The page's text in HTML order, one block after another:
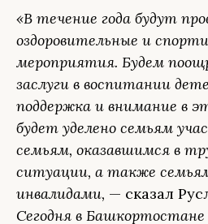
«В течение года будут
оздоровительные и
мероприятия. Будем
заслуги в воспитании
поддержка и внимание в
будет уделено семьям
семьям, оказавшимся в
ситуации, а также
инвалидами, — сказал
Сегодня в